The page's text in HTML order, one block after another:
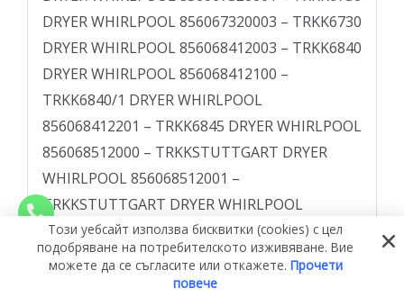
Този уебсайт използва бисквитки (cookies) с цел
подобряване на потребителското изживяване. Вие
можете да се съгласите или откажете. Прочети
повече